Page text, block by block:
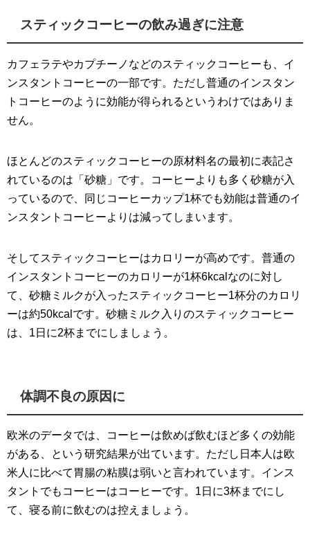
スティックコーヒーの飲み過ぎに注意
カフェラテやカプチーノなどのスティックコーヒーも、イ
ンスタントコーヒーの一部です。ただし普通のインスタン
トコーヒーのように効能が得られるというわけではありま
せん。
ほとんどのスティックコーヒーの原材料名の最初に表記さ
れているのは「砂糖」です。コーヒーよりも多く砂糖が入
っているので、同じコーヒーカップ1杯でも効能は普通のイ
ンスタントコーヒーよりは減ってしまいます。
そしてスティックコーヒーはカロリーが高めです。普通の
インスタントコーヒーのカロリーが1杯6kcalなのに対し
て、砂糖ミルクが入ったスティックコーヒー1杯分のカロリ
ーは約50kcalです。砂糖ミルク入りのスティックコーヒー
は、1日に2杯までにしましょう。
体調不良の原因に
欧米のデータでは、コーヒーは飲めば飲むほど多くの効能
がある、という研究結果が出ています。ただし日本人は欧
米人に比べて胃腸の粘膜は弱いと言われています。インス
タントでもコーヒーはコーヒーです。1日に3杯までにし
て、寝る前に飲むのは控えましょう。